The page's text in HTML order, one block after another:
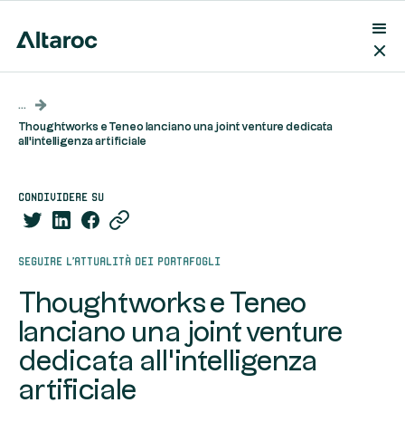
...
Thoughtworks e Teneo lanciano una joint venture dedicata
all'intelligenza artificiale
condividere su
Seguire l'attualità dei portafogli
Thoughtworks e Teneo
lanciano una joint venture
dedicata all'intelligenza
artificiale